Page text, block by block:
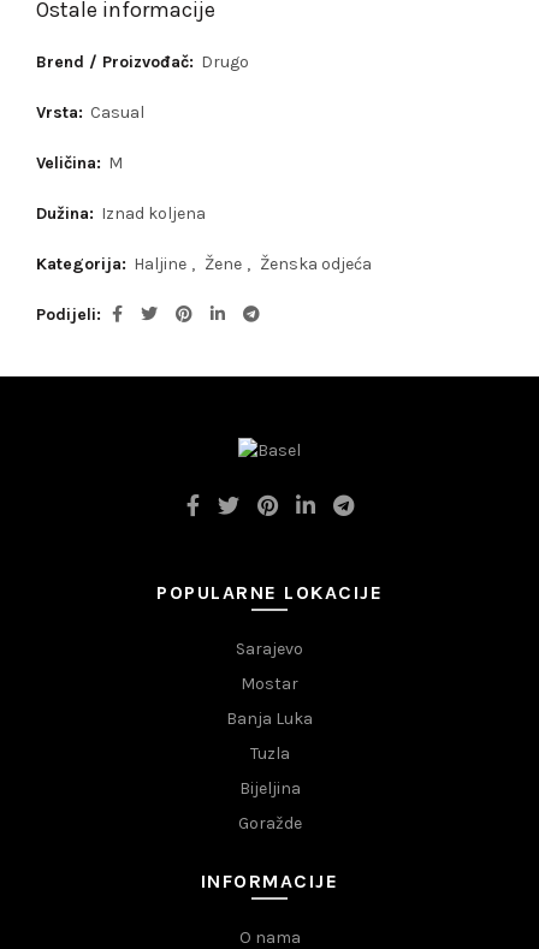
Ostale informacije
Brend / Proizvođač: Drugo
Vrsta: Casual
Veličina: M
Dužina: Iznad koljena
Kategorija: Haljine , Žene , Ženska odjeća
Podijeli
POPULARNE LOKACIJE
Sarajevo
Mostar
Banja Luka
Tuzla
Bijeljina
Goražde
INFORMACIJE
O nama